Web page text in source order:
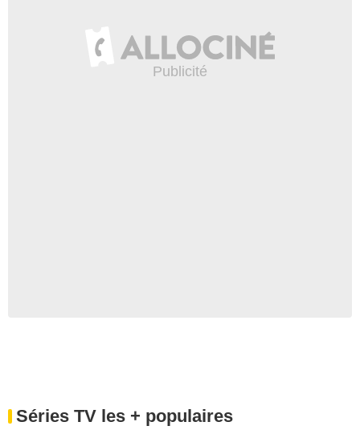
Séries TV les + populaires